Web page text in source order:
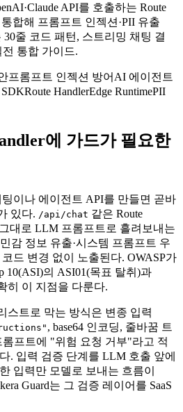
API를 호출하는 Route
통합해 프롬프트 인젝션·PII 유출
30줄 코드 패턴, 스트리밍 채팅 결
통합 가이드.
프롬프트 인젝션 방어 AI 에이전트
Route HandlerEdge RuntimePII
에 가드가 필요한
팅이나 에이전트 API를 만들면 곧바
있다. /api/chat 같은 Route
대로 LLM 프롬프트로 흘려보내는
감 정보 유출·시스템 프롬프트 우
드 변경 없이 노출된다. OWASP가
10(ASI)의 ASI01(목표 탈취)과
히 이 지점을 다룬다.
스트로 막는 방식은 변종 입력
, base64 인코딩, 줄바꿈 트
프트에 "위험 요청 거부"라고 적
. 입력 검증 단계를 LLM 호출 앞에
입력만 모델로 보내는 흐름이
Guard는 그 검증 레이어를 SaaS